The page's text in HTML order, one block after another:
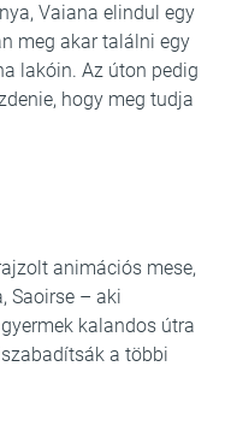
Vaiana elindul egy
meg akar találni egy
lakóin. Az úton pedig
hogy meg tudja
animációs mese,
Saoirse – aki
kalandos útra
a többi